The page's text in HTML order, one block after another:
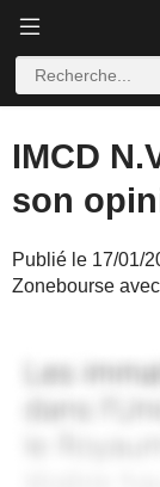
IMCD
son
Publié le 17/01/
Zonebourse